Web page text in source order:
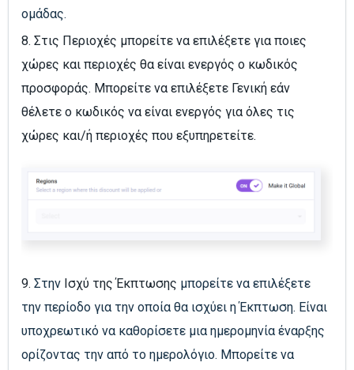
ομάδας.
8. Στις Περιοχές μπορείτε να επιλέξετε για ποιες
χώρες και περιοχές θα είναι ενεργός ο κωδικός
προσφοράς. Μπορείτε να επιλέξετε Γενική εάν
θέλετε ο κωδικός να είναι ενεργός για όλες τις
χώρες και/ή περιοχές που εξυπηρετείτε.
9. Στην Ισχύ της Έκπτωσης μπορείτε να επιλέξετε
την περίοδο για την οποία θα ισχύει η Έκπτωση. Είναι
υποχρεωτικό να καθορίσετε μια ημερομηνία έναρξης
ορίζοντας την από το ημερολόγιο. Μπορείτε να